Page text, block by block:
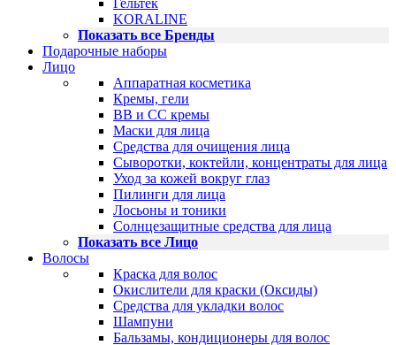
Гельтек
KORALINE
Показать все Бренды
Подарочные наборы
Лицо
Аппаратная косметика
Кремы, гели
BB и CC кремы
Маски для лица
Средства для очищения лица
Сыворотки, коктейли, концентраты для лица
Уход за кожей вокруг глаз
Пилинги для лица
Лосьоны и тоники
Солнцезащитные средства для лица
Показать все Лицо
Волосы
Краска для волос
Окислители для краски (Оксиды)
Средства для укладки волос
Шампуни
Бальзамы, кондиционеры для волос